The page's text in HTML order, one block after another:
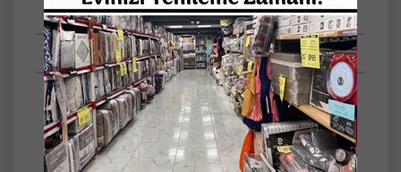
Taksit Seçenekleri
Tüm Yorumlar
akrilik Koltuk Şalı, 100x100 cm EL ÖRME
boyutlarıyla ideal bir koltuk örtüsü olarak
tasarlanmıştır.